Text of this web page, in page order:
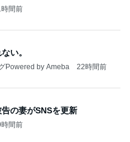
間前
い。
Powered by Ameba 22時間前
の妻がSNSを更新
時間前